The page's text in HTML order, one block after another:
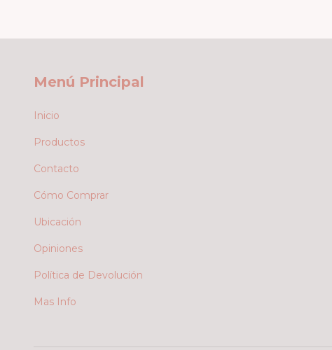
Menú Principal
Inicio
Productos
Contacto
Cómo Comprar
Ubicación
Opiniones
Política de Devolución
Mas Info